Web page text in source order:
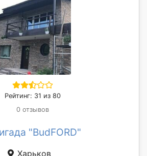
Рейтинг: 31 из 80
0 отзывов
"BudFORD"
Харьков